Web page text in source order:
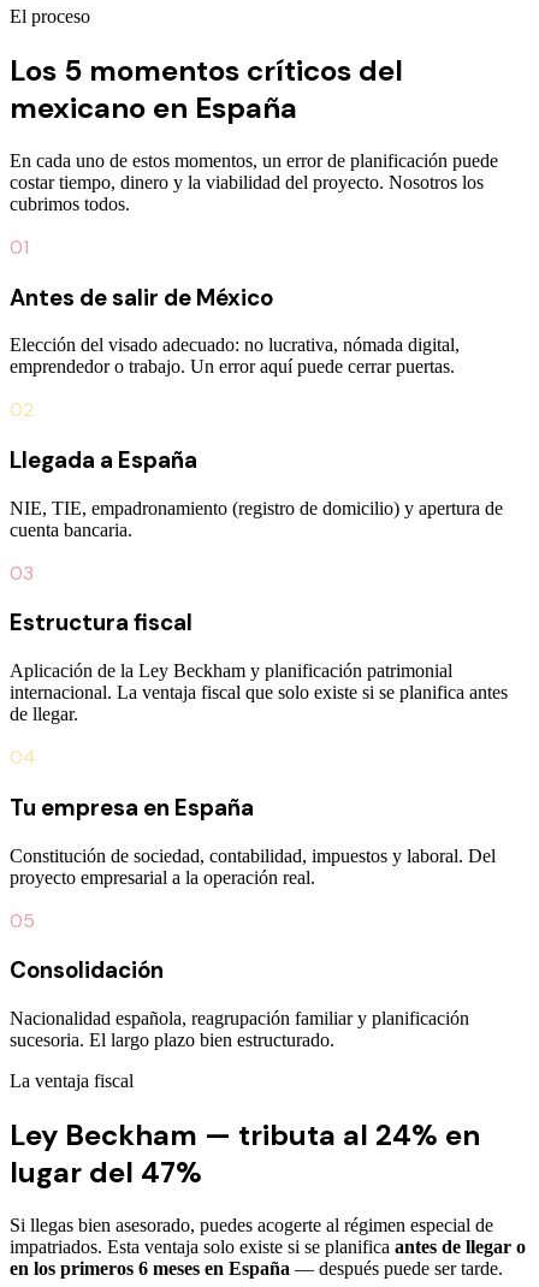
El proceso
Los 5 momentos críticos del
mexicano en España
En cada uno de estos momentos, un error de planificación puede
costar tiempo, dinero y la viabilidad del proyecto. Nosotros los
cubrimos todos.
01
Antes de salir de México
Elección del visado adecuado: no lucrativa, nómada digital,
emprendedor o trabajo. Un error aquí puede cerrar puertas.
02
Llegada a España
NIE, TIE, empadronamiento (registro de domicilio) y apertura de
cuenta bancaria.
03
Estructura fiscal
Aplicación de la Ley Beckham y planificación patrimonial
internacional. La ventaja fiscal que solo existe si se planifica antes
de llegar.
04
Tu empresa en España
Constitución de sociedad, contabilidad, impuestos y laboral. Del
proyecto empresarial a la operación real.
05
Consolidación
Nacionalidad española, reagrupación familiar y planificación
sucesoria. El largo plazo bien estructurado.
La ventaja fiscal
Ley Beckham — tributa al 24% en
lugar del 47%
Si llegas bien asesorado, puedes acogerte al régimen especial de
impatriados. Esta ventaja solo existe si se planifica antes de llegar o
en los primeros 6 meses en España — después puede ser tarde.